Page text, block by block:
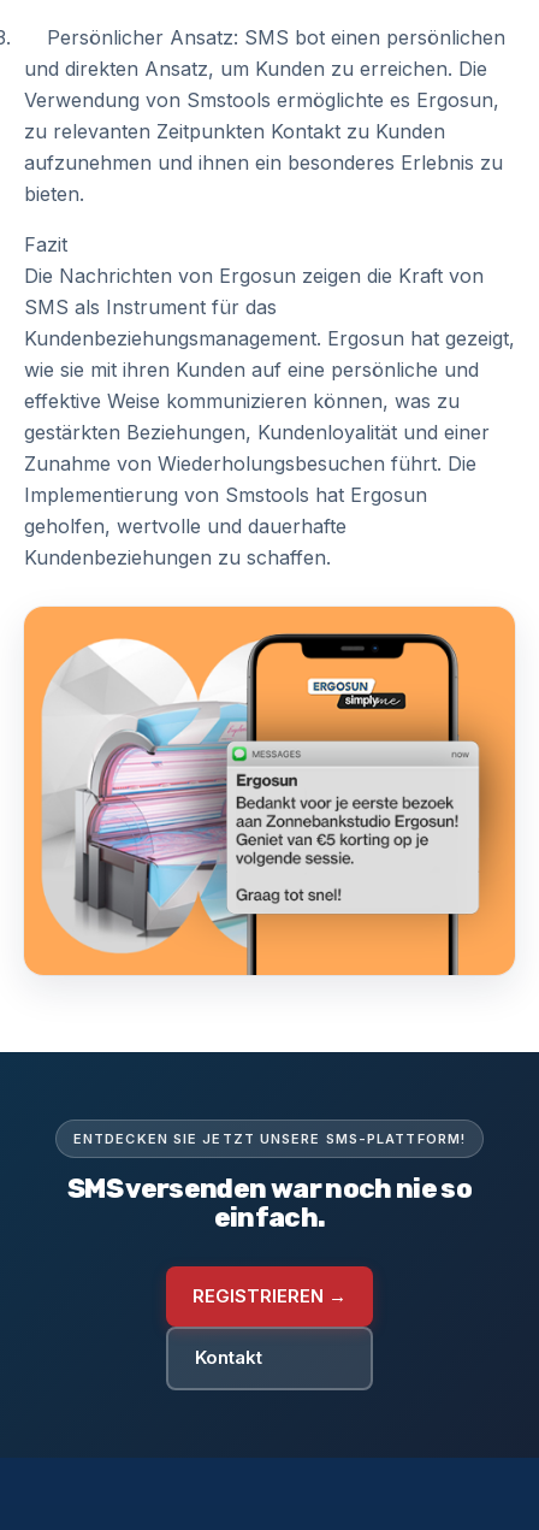
Persönlicher Ansatz: SMS bot einen persönlichen
und direkten Ansatz, um Kunden zu erreichen. Die
Verwendung von Smstools ermöglichte es Ergosun,
zu relevanten Zeitpunkten Kontakt zu Kunden
aufzunehmen und ihnen ein besonderes Erlebnis zu
bieten.
Fazit
Die Nachrichten von Ergosun zeigen die Kraft von
SMS als Instrument für das
Kundenbeziehungsmanagement. Ergosun hat gezeigt,
wie sie mit ihren Kunden auf eine persönliche und
effektive Weise kommunizieren können, was zu
gestärkten Beziehungen, Kundenloyalität und einer
Zunahme von Wiederholungsbesuchen führt. Die
Implementierung von Smstools hat Ergosun
geholfen, wertvolle und dauerhafte
Kundenbeziehungen zu schaffen.
ENTDECKEN SIE JETZT UNSERE SMS-PLATTFORM!
SMS versenden war noch nie so
einfach.
REGISTRIEREN →
Kontakt